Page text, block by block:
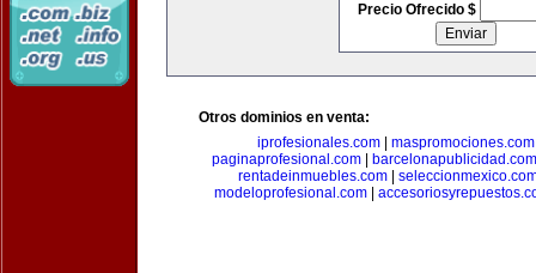
Precio Ofrecido $
Otros dominios en venta:
iprofesionales.com
maspromociones.com
paginaprofesional.com|
barcelonapublicidad.com
rentadeinmuebles.com
modeloprofesional.com|